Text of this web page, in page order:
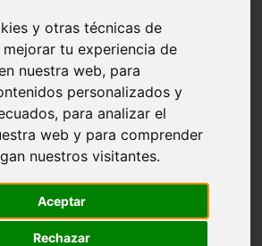
y otras técnicas de
tu experiencia de
nuestra web, para
personalizados y
para analizar el
web y para comprender
nuestros visitantes.
Aceptar
Rechazar
de gatos y razas de gatos